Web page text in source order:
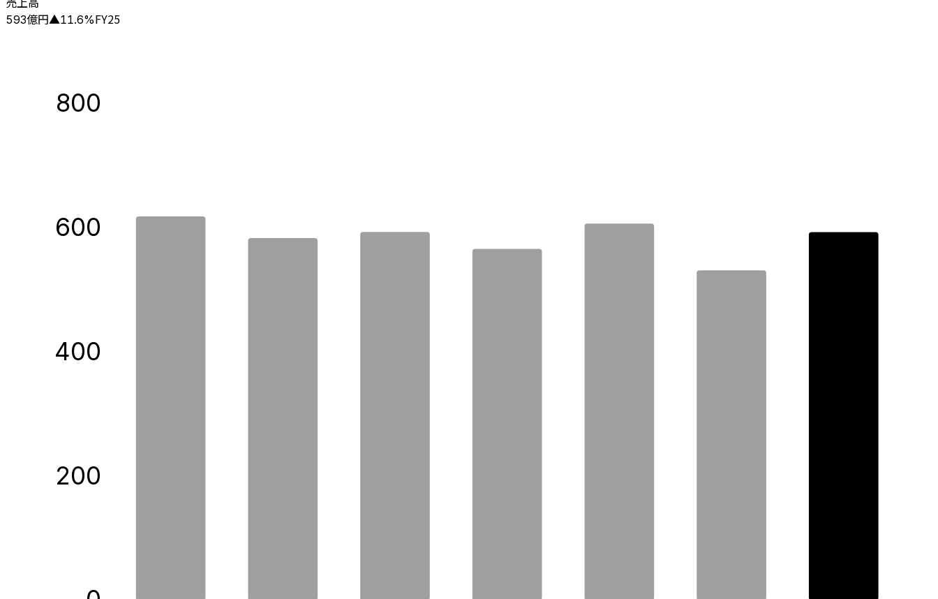
593億円▲11.6%FY25
200
400
600
800